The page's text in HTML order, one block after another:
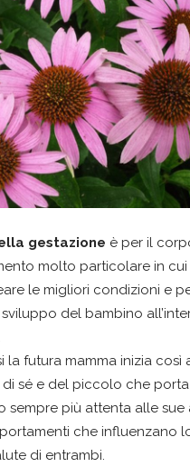
gestazione è per il
molto particolare in
le migliori condizioni e
del bambino
la futura mamma inizia così
sé e del piccolo che porta
sempre più attenta alle sue
che influenzano
di entrambi.